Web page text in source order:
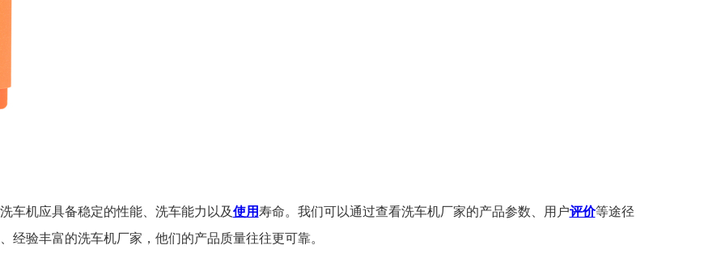
车机应具备稳定的性能、洗车能力以及使用寿命。我们可以通过查看洗车机厂家的产品参数、用户评价等途径
经验丰富的洗车机厂家，他们的产品质量往往更可靠。